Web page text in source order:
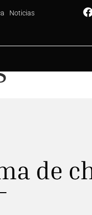
Noticias
de